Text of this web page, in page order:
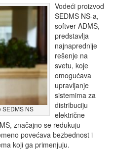
SEDMS NS
Vodeći proizvod
SEDMS NS-a,
softver ADMS,
predstavlja
najnaprednije
rešenje na
svetu, koje
omogućava
upravljanje
sistemima za
distribuciju
električne
značajno se redukuju
povećava bezbednost i
koji ga primenjuju.